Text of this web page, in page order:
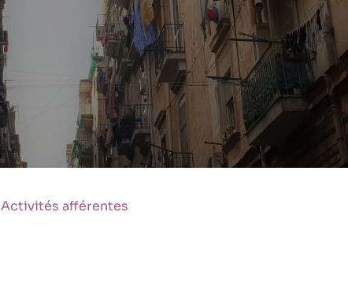
Activités afférentes